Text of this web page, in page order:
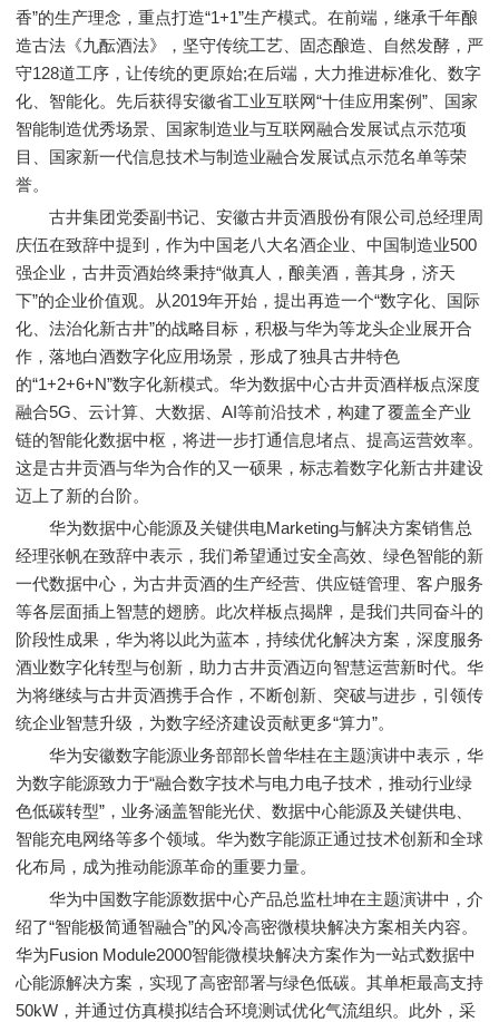
香”的生产理念，重点打造“1+1”生产模式。在前端，继承千年酿
造古法《九酝酒法》，坚守传统工艺、固态酿造、自然发酵，严
守128道工序，让传统的更原始;在后端，大力推进标准化、数字
化、智能化。先后获得安徽省工业互联网“十佳应用案例”、国家
智能制造优秀场景、国家制造业与互联网融合发展试点示范项
目、国家新一代信息技术与制造业融合发展试点示范名单等荣
誉。
古井集团党委副书记、安徽古井贡酒股份有限公司总经理周
庆伍在致辞中提到，作为中国老八大名酒企业、中国制造业500
强企业，古井贡酒始终秉持“做真人，酿美酒，善其身，济天
下”的企业价值观。从2019年开始，提出再造一个“数字化、国际
化、法治化新古井”的战略目标，积极与华为等龙头企业展开合
作，落地白酒数字化应用场景，形成了独具古井特色
的“1+2+6+N”数字化新模式。华为数据中心古井贡酒样板点深度
融合5G、云计算、大数据、AI等前沿技术，构建了覆盖全产业
链的智能化数据中枢，将进一步打通信息堵点、提高运营效率。
这是古井贡酒与华为合作的又一硕果，标志着数字化新古井建设
迈上了新的台阶。
华为数据中心能源及关键供电Marketing与解决方案销售总
经理张帆在致辞中表示，我们希望通过安全高效、绿色智能的新
一代数据中心，为古井贡酒的生产经营、供应链管理、客户服务
等各层面插上智慧的翅膀。此次样板点揭牌，是我们共同奋斗的
阶段性成果，华为将以此为蓝本，持续优化解决方案，深度服务
酒业数字化转型与创新，助力古井贡酒迈向智慧运营新时代。华
为将继续与古井贡酒携手合作，不断创新、突破与进步，引领传
统企业智慧升级，为数字经济建设贡献更多“算力”。
华为安徽数字能源业务部部长曾华桂在主题演讲中表示，华
为数字能源致力于“融合数字技术与电力电子技术，推动行业绿
色低碳转型”，业务涵盖智能光伏、数据中心能源及关键供电、
智能充电网络等多个领域。华为数字能源正通过技术创新和全球
化布局，成为推动能源革命的重要力量。
华为中国数字能源数据中心产品总监杜坤在主题演讲中，介
绍了“智能极简通智融合”的风冷高密微模块解决方案相关内容。
华为Fusion Module2000智能微模块解决方案作为一站式数据中
心能源解决方案，实现了高密部署与绿色低碳。其单柜最高支持
50kW，并通过仿真模拟结合环境测试优化气流组织。此外，采